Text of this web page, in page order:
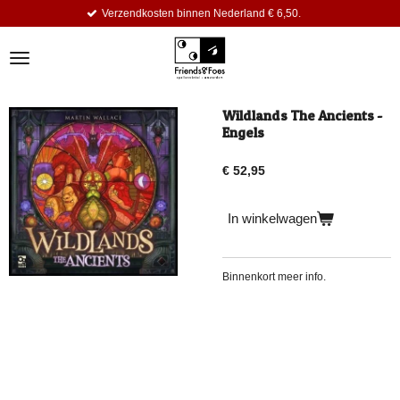
de
Verzendkosten binnen Nederland € 6,50.
Wildlands The Ancients -
Engels
€ 52,95
In winkelwagen
Binnenkort meer info.